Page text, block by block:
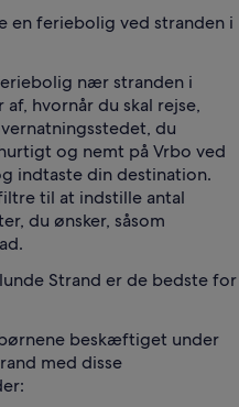
en feriebolig ved stranden i
nær stranden i
hvornår du skal rejse,
du
og nemt på Vrbo ved
indtaste din destination.
til at indstille antal
du ønsker, såsom
Strand er de bedste for
beskæftiget under
med disse